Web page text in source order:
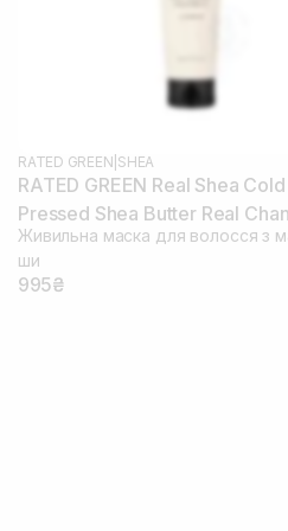
RATED GREEN SHEA
RATED GREEN Real Shea Cold
Pressed Shea Butter Real
Treatment 240 мл
Живильна маска для волосся з
ши
995₴